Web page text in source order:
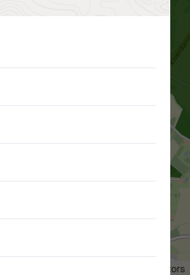
contributors